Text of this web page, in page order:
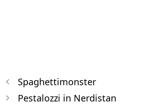
Spaghettimonster
Pestalozzi in Nerdistan